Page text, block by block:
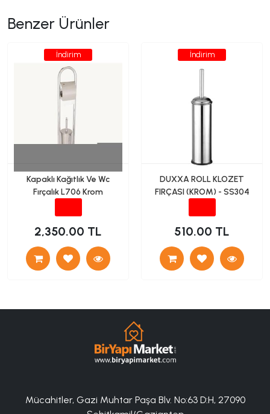
Benzer Ürünler
İndirim
Kapaklı Kağıtlık Ve Wc
Fırçalık L706 Krom
2,350.00 TL
İndirim
DUXXA ROLL KLOZET
FIRÇASI (KROM) - SS304
510.00 TL
Mücahitler, Gazi Muhtar Paşa Blv. No:63 D:H, 27090